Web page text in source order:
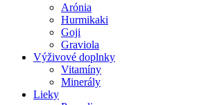
Arónia
Hurmikaki
Goji
Graviola
Výživové doplnky
Vitamíny
Minerály
Lieky